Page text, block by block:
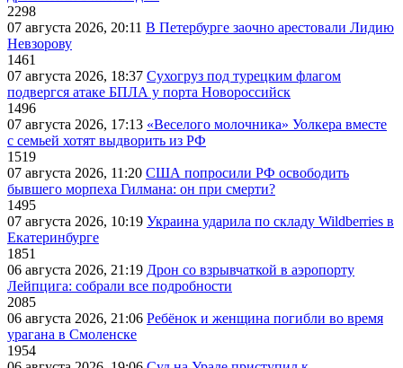
2298
07 августа 2026, 20:11 В Петербурге заочно арестовали Лидию
Невзорову
1461
07 августа 2026, 18:37 Сухогруз под турецким флагом
подвергся атаке БПЛА у порта Новороссийск
1496
07 августа 2026, 17:13 «Веселого молочника» Уолкера вместе
с семьей хотят выдворить из РФ
1519
07 августа 2026, 11:20 США попросили РФ освободить
бывшего морпеха Гилмана: он при смерти?
1495
07 августа 2026, 10:19 Украина ударила по складу Wildberries в
Екатеринбурге
1851
06 августа 2026, 21:19 Дрон со взрывчаткой в аэропорту
Лейпцига: собрали все подробности
2085
06 августа 2026, 21:06 Ребёнок и женщина погибли во время
урагана в Смоленске
1954